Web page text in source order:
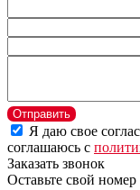
Отправить
Я даю свое
соглашаюсь с
Заказать звонок
Оставьте свой